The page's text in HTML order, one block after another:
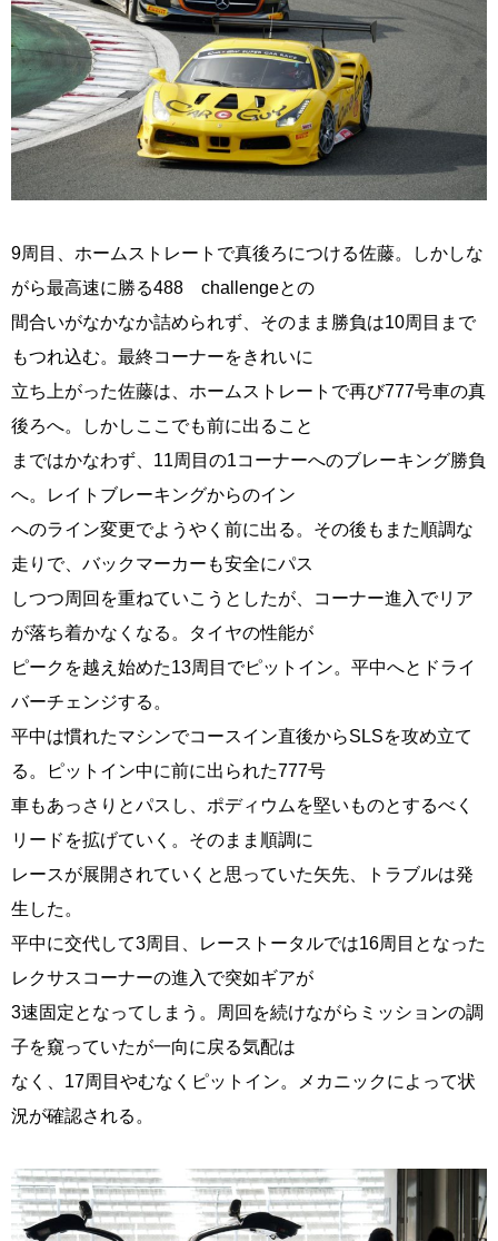
9周目、ホームストレートで真後ろにつける佐藤。しかしな
がら最高速に勝る488 challengeとの
間合いがなかなか詰められず、そのまま勝負は10周目まで
もつれ込む。最終コーナーをきれいに
立ち上がった佐藤は、ホームストレートで再び777号車の真
後ろへ。しかしここでも前に出ること
まではかなわず、11周目の1コーナーへのブレーキング勝負
へ。レイトブレーキングからのイン
へのライン変更でようやく前に出る。その後もまた順調な
走りで、バックマーカーも安全にパス
しつつ周回を重ねていこうとしたが、コーナー進入でリア
が落ち着かなくなる。タイヤの性能が
ピークを越え始めた13周目でピットイン。平中へとドライ
バーチェンジする。
平中は慣れたマシンでコースイン直後からSLSを攻め立て
る。ピットイン中に前に出られた777号
車もあっさりとパスし、ポディウムを堅いものとするべく
リードを拡げていく。そのまま順調に
レースが展開されていくと思っていた矢先、トラブルは発
生した。
平中に交代して3周目、レーストータルでは16周目となった
レクサスコーナーの進入で突如ギアが
3速固定となってしまう。周回を続けながらミッションの調
子を窺っていたが一向に戻る気配は
なく、17周目やむなくピットイン。メカニックによって状
況が確認される。